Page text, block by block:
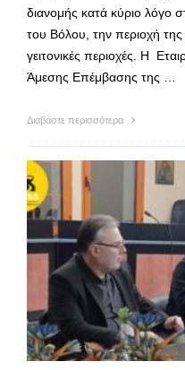
διανομής κατά κύριο λόγο
του Βόλου, την περιοχή της
γειτονικές περιοχές. Η
Άμεσης Επέμβασης της …
Διαβάστε περισσότερα